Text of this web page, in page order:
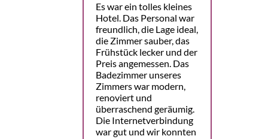
Es war ein tolles kleines
Hotel. Das Personal war
freundlich, die Lage ideal,
die Zimmer sauber, das
Frühstück lecker und der
Preis angemessen. Das
Badezimmer unseres
Zimmers war modern,
renoviert und
überraschend geräumig.
Die Internetverbindung
war gut und wir konnten